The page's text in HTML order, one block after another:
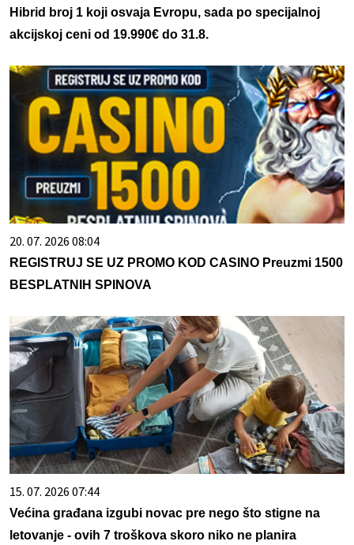
Hibrid broj 1 koji osvaja Evropu, sada po specijalnoj
akcijskoj ceni od 19.990€ do 31.8.
20. 07. 2026 08:04
REGISTRUJ SE UZ PROMO KOD CASINO Preuzmi 1500
BESPLATNIH SPINOVA
15. 07. 2026 07:44
Većina građana izgubi novac pre nego što stigne na
letovanje - ovih 7 troškova skoro niko ne planira